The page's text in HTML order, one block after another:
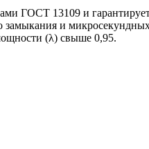
ГОСТ 13109 и
замыкания и
(λ) свыше 0,95.